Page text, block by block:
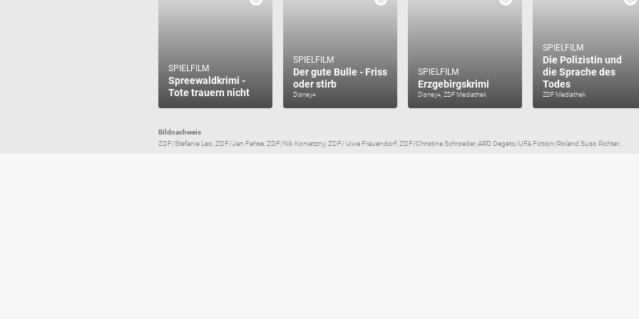
SPIELFILM
Spreewaldkrimi -
Tote trauern nicht
SPIELFILM
Der gute Bulle - Friss
oder stirb
Disney+
SPIELFILM
Erzgebirgskrimi
Disney+, ZDF Mediathek
SPIELFILM
Die Polizistin und
die Sprache des
Todes
ZDF Mediathek
Bildnachweis
ZDF/Stefanie Leo, ZDF/Jan Fehse, ZDF/Nik Konietzny, ZDF/ Uwe Frauendorf, ZDF/Christine Schroeder, ARD Degeto/UFA Fiction/Roland Suso Richter...